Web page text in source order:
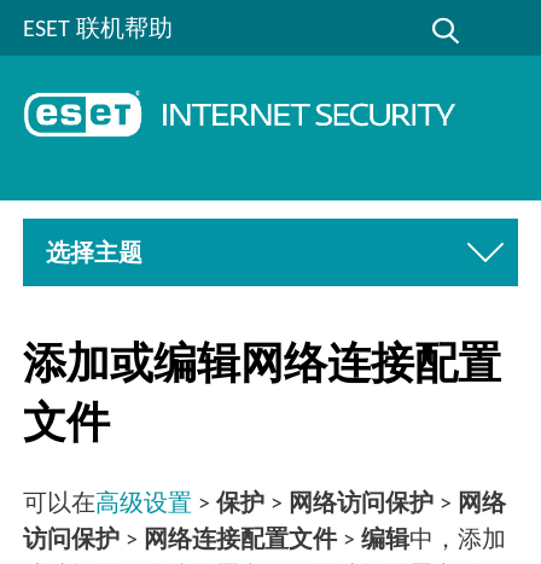
ESET 联机帮助
选择主题
添加或编辑网络连接配置
文件
可以在高级设置 >保护 > 网络访问保护 > 网络
访问保护 > 网络连接配置文件 >编辑中，添加